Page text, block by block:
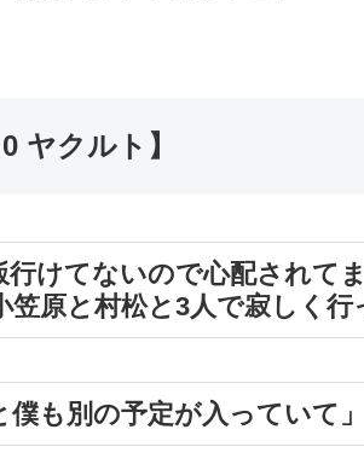
ヤクルト】
けてないので心配されて
原と村松と3人で寂しく行
も別の予定が入っていて」